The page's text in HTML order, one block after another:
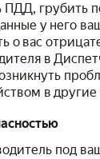
ПДД, грубить
у него
о вас
в
в другие
под